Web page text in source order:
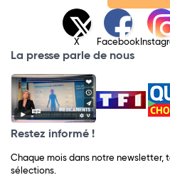
X Facebook
La presse parle de nous
Restez informé !
Chaque mois dans notre newsletter,
sélections.